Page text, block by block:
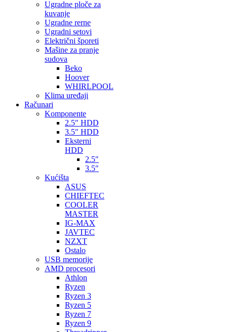
Ugradne ploče za
kuvanje
Ugradne rerne
Ugradni setovi
Električni šporeti
Mašine za pranje
sudova
Beko
Hoover
WHIRLPOOL
Klima uređaji
Računari
Komponente
2.5″ HDD
3.5″ HDD
Eksterni
HDD
2.5″
3.5″
Kućišta
ASUS
CHIEFTEC
COOLER
MASTER
IG-MAX
JAVTEC
NZXT
Ostalo
USB memorije
AMD procesori
Athlon
Ryzen
Ryzen 3
Ryzen 5
Ryzen 7
Ryzen 9